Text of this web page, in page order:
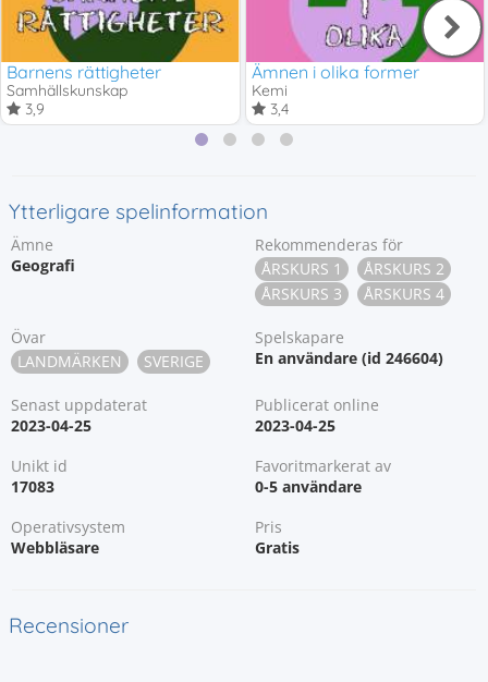
Barnens rättigheter
Samhällskunskap
3,9
Ämnen i olika former
Kemi
3,4
Ytterligare spelinformation
Ämne
Geografi
Rekommenderas för
ÅRSKURS 1
ÅRSKURS 2
ÅRSKURS 3
ÅRSKURS 4
Övar
LANDMÄRKEN
SVERIGE
Spelskapare
En användare (id 246604)
Senast uppdaterat
2023-04-25
Publicerat online
2023-04-25
Unikt id
17083
Favoritmarkerat av
0-5 användare
Operativsystem
Webbläsare
Pris
Gratis
Recensioner